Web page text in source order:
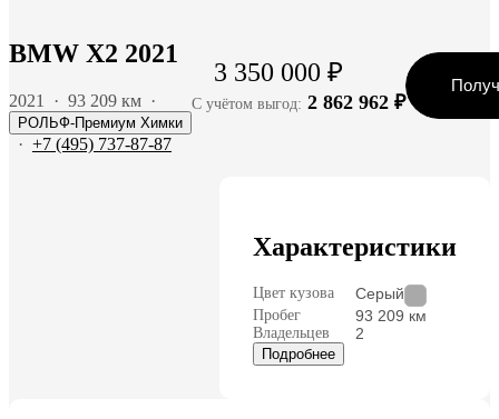
BMW X2 2021
2021 · 93 209 км ·
РОЛЬФ-Премиум Химки
· +7 (495) 737-87-87
3 350 000 ₽
С учётом выгод: 2 862 962 ₽
Характеристики
Цвет кузова Серый
Пробег 93 209 км
Владельцев 2
Подробнее